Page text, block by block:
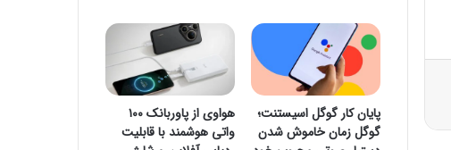
پایان کار گوگل اسیستنت؛
گوگل زمان خاموش شدن
هواوی از پاوربانک ۱۰۰
واتی هوشمند با قابلیت